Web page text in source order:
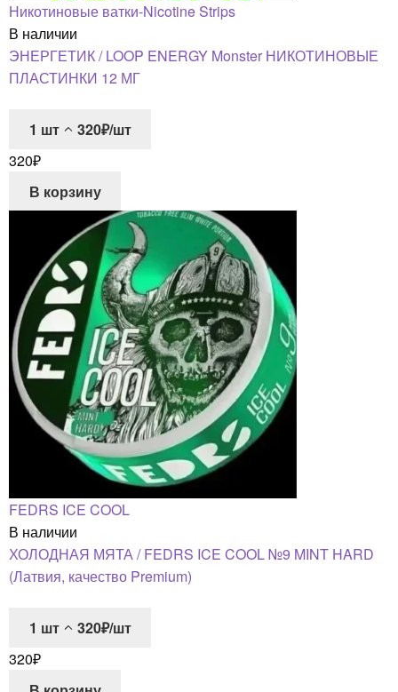
Никотиновые ватки-Nicotine Strips
В наличии
ЭНЕРГЕТИК / LOOP ENERGY Monster НИКОТИНОВЫЕ
ПЛАСТИНКИ 12 МГ
1 шт
320₽/шт
320₽
В корзину
FEDRS ICE COOL
В наличии
ХОЛОДНАЯ МЯТА / FEDRS ICE COOL №9 MINT HARD
(Латвия, качество Premium)
1 шт
320₽/шт
320₽